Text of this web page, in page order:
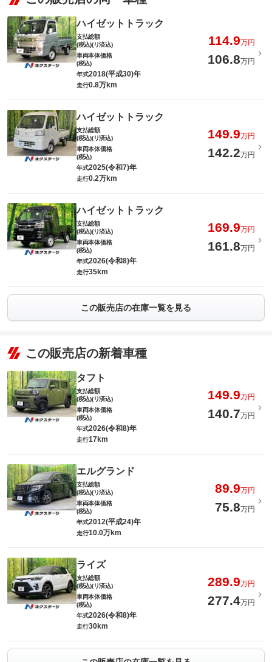
ハイゼットトラック
支払総額
(税込)(リ済込)
114.9万円
車両本体価格
(税込)
106.8万円
年式2018(平成30)年
走行0.8万km
ハイゼットトラック
支払総額
(税込)(リ済込)
149.9万円
車両本体価格
(税込)
142.2万円
年式2025(令和7)年
走行0.2万km
ハイゼットトラック
支払総額
(税込)(リ済込)
169.9万円
車両本体価格
(税込)
161.8万円
年式2026(令和8)年
走行35km
この販売店の在庫一覧を見る
この販売店の新着車種
タフト
支払総額
(税込)(リ済込)
149.9万円
車両本体価格
(税込)
140.7万円
年式2026(令和8)年
走行17km
エルグランド
支払総額
(税込)(リ済込)
89.9万円
車両本体価格
(税込)
75.8万円
年式2012(平成24)年
走行10.0万km
ライズ
支払総額
(税込)(リ済込)
289.9万円
車両本体価格
(税込)
277.4万円
年式2026(令和8)年
走行30km